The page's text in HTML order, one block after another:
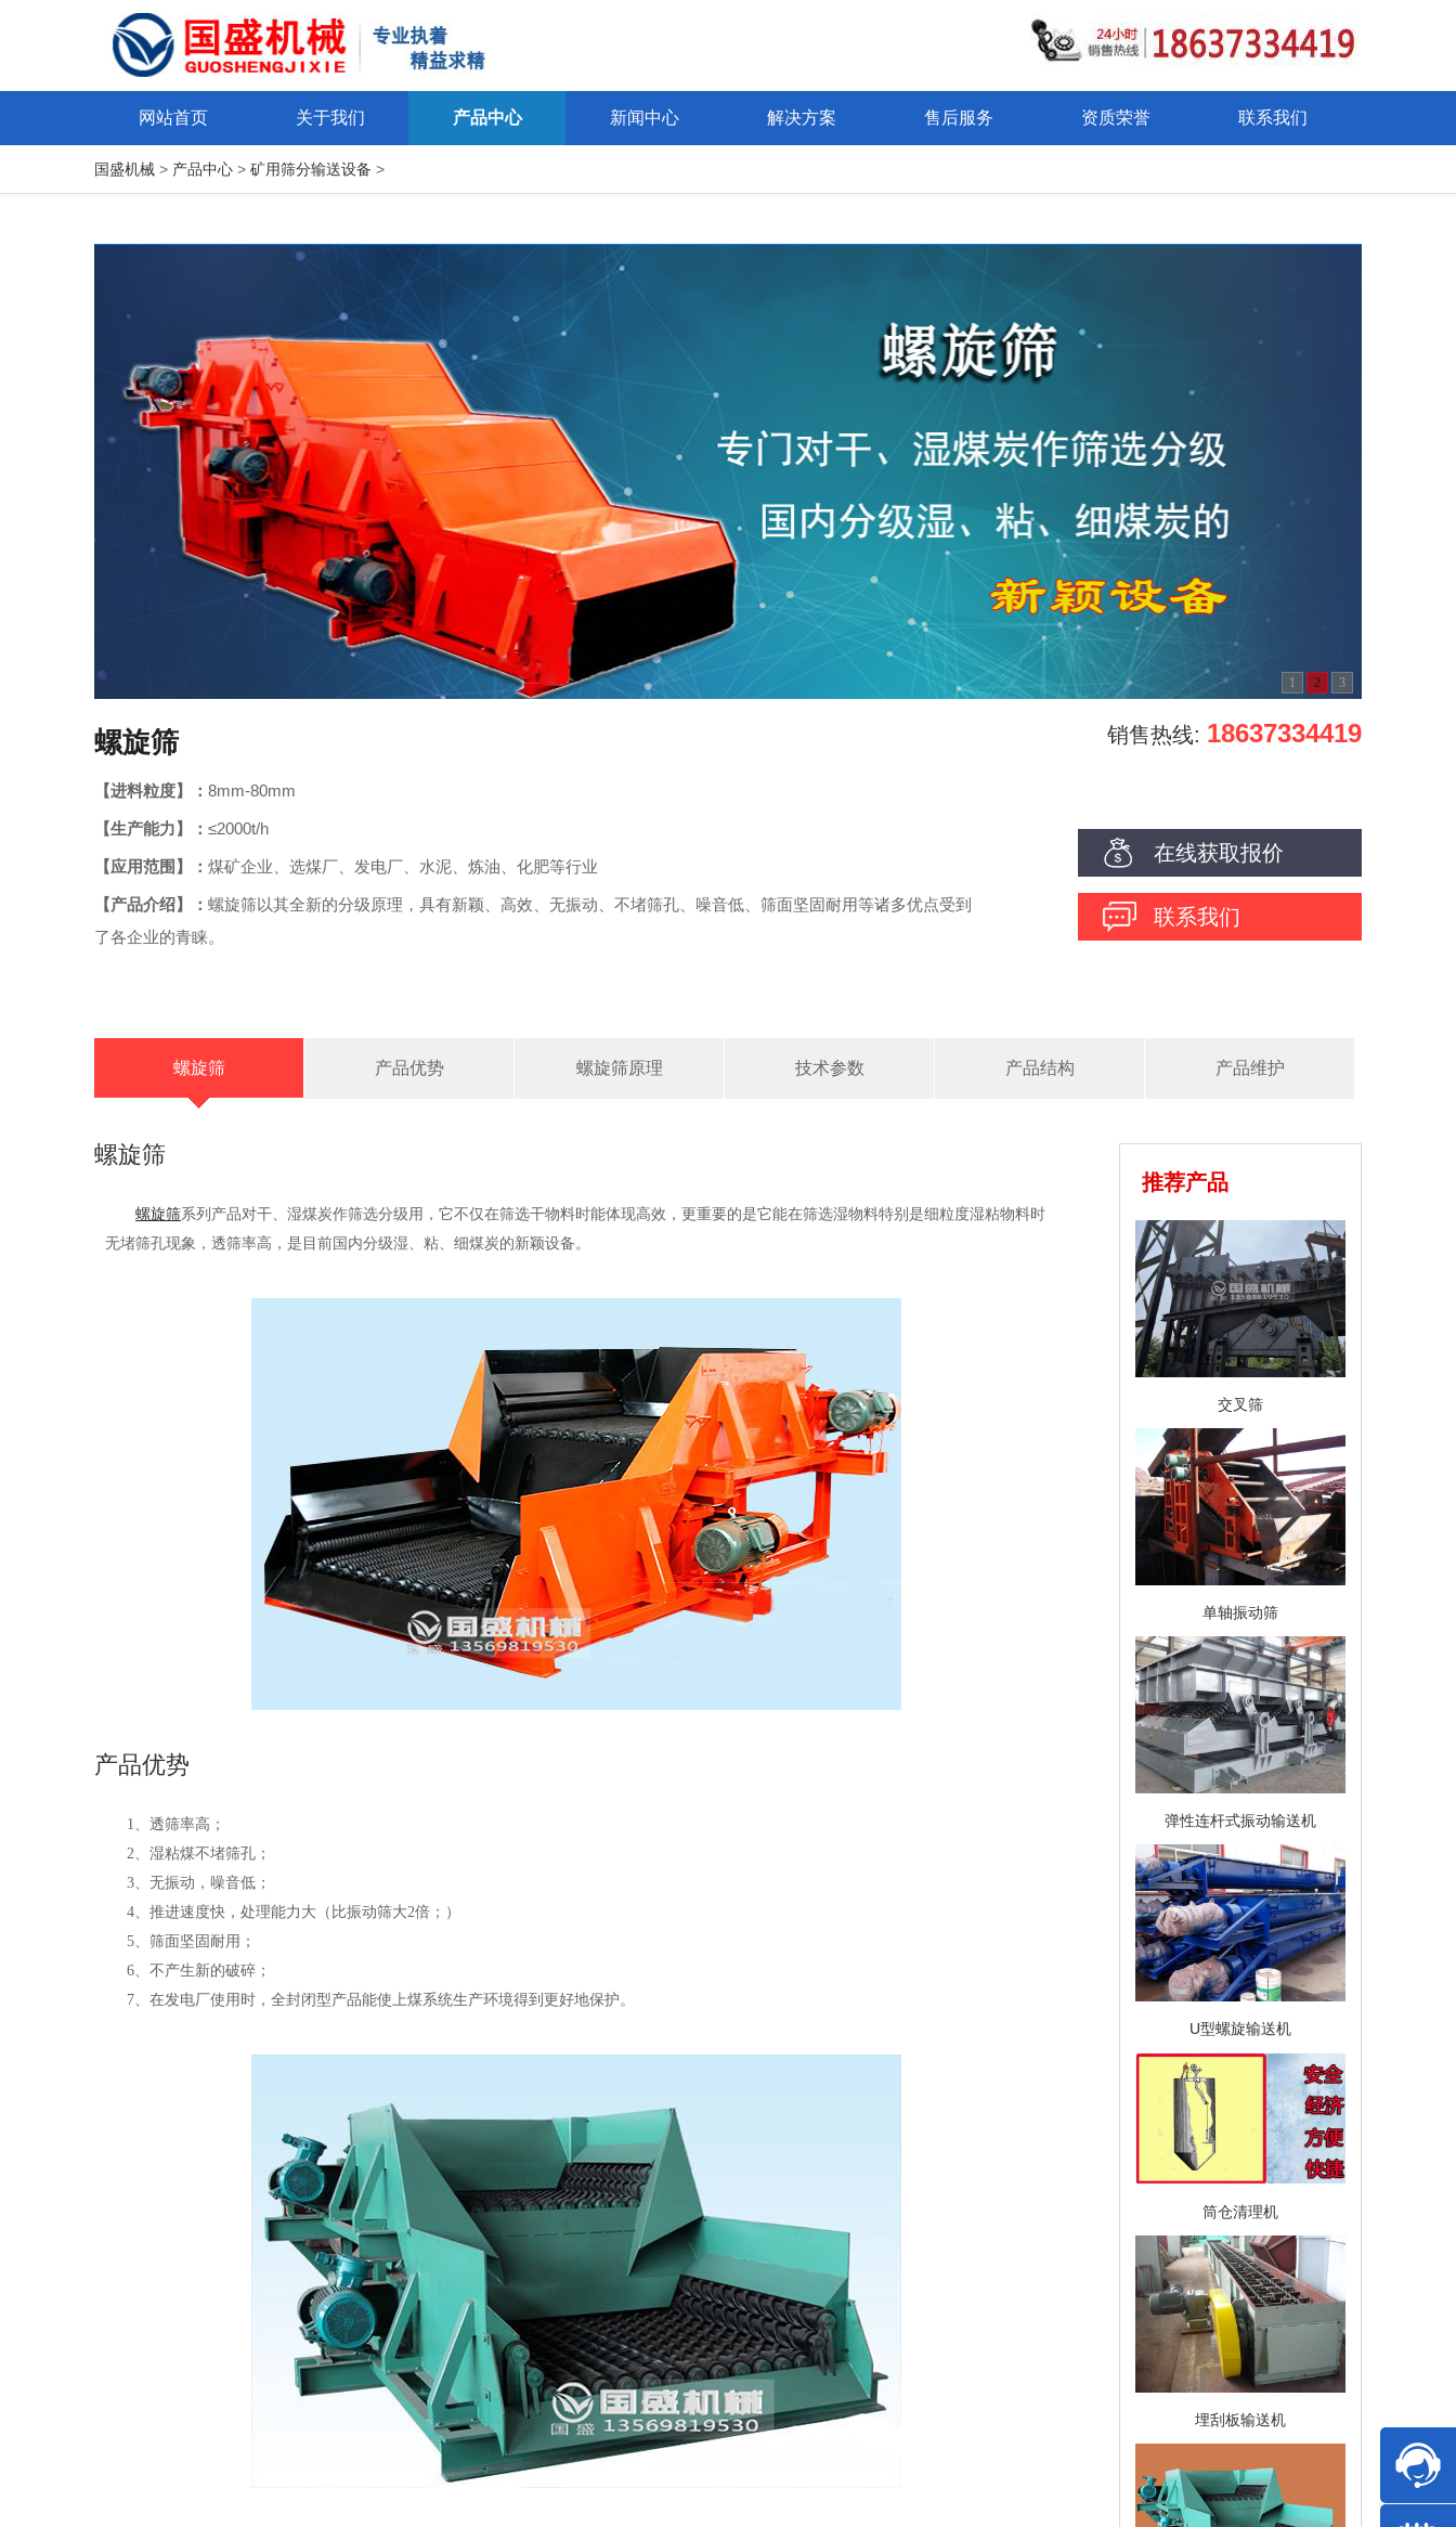
网站首页 关于我们 产品中心 新闻中心 解决方案 售后服务 资质荣誉 联系我们
国盛机械 > 产品中心 > 矿用筛分输送设备 >
1 2 3
螺旋筛
【进料粒度】： 8mm-80mm
【生产能力】： ≤2000t/h
【应用范围】： 煤矿企业、选煤厂、发电厂、水泥、炼油、化肥等行业
【产品介绍】： 螺旋筛以其全新的分级原理，具有新颖、高效、无振动、不堵筛孔、噪音低、筛面坚固耐用等诸多优点受到
了各企业的青睐。
销售热线: 18637334419
在线获取报价
联系我们
螺旋筛 产品优势 螺旋筛原理 技术参数 产品结构 产品维护
螺旋筛
螺旋筛系列产品对干、湿煤炭作筛选分级用，它不仅在筛选干物料时能体现高效，更重要的是它能在筛选湿物料特别是细粒度湿粘物料时
无堵筛孔现象，透筛率高，是目前国内分级湿、粘、细煤炭的新颖设备。
产品优势
1、透筛率高；
2、湿粘煤不堵筛孔；
3、无振动，噪音低；
4、推进速度快，处理能力大（比振动筛大2倍；）
5、筛面坚固耐用；
6、不产生新的破碎；
7、在发电厂使用时，全封闭型产品能使上煤系统生产环境得到更好地保护。
推荐产品
交叉筛
单轴振动筛
弹性连杆式振动输送机
U型螺旋输送机
筒仓清理机
埋刮板输送机